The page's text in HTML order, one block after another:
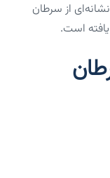
از سرطان
است.